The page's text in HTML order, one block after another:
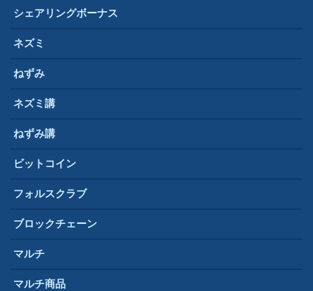
シェアリングボーナス
ネズミ
ねずみ
ネズミ講
ねずみ講
ビットコイン
フォルスクラブ
ブロックチェーン
マルチ
マルチ商品